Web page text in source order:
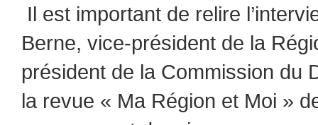
Il est important de relire
Berne, vice-président de la
président de la Commission du
la revue « Ma Région et Moi »